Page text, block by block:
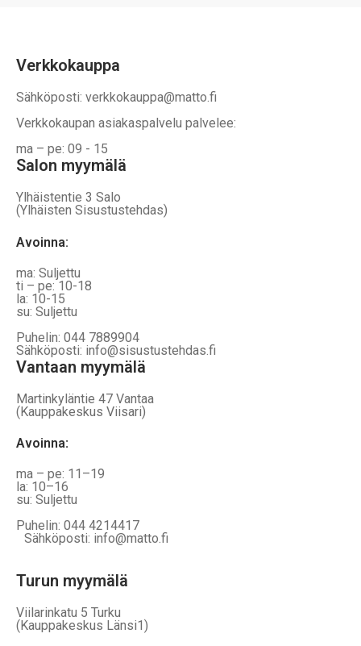
Verkkokauppa
Sähköposti: verkkokauppa@matto.fi
Verkkokaupan asiakaspalvelu palvelee:
ma – pe: 09 - 15
Salon myymälä
Ylhäistentie 3 Salo
(Ylhäisten Sisustustehdas)
Avoinna:
ma: Suljettu
ti – pe: 10-18
la: 10-15
su: Suljettu
Puhelin: 044 7889904
Sähköposti: info@sisustustehdas.fi
Vantaan myymälä
Martinkyläntie 47 Vantaa
(Kauppakeskus Viisari)
Avoinna:
ma – pe: 11–19
la: 10–16
su: Suljettu
Puhelin: 044 4214417
Sähköposti: info@matto.fi
Turun myymälä
Viilarinkatu 5 Turku
(Kauppakeskus Länsi1)